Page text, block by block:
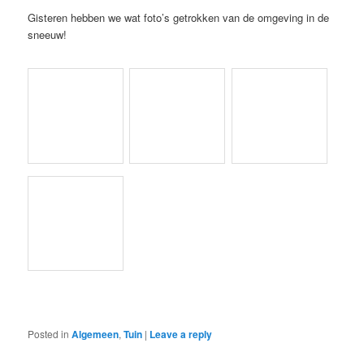
Gisteren hebben we wat foto’s getrokken van de omgeving in de
sneeuw!
Posted in Algemeen,Tuin | Leave a reply